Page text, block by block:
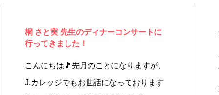
桐 さと実 先生のディナーコンサートに
行ってきました！
こんにちは🎵先月のことになりますが、
J.カレッジでもお世話になっております